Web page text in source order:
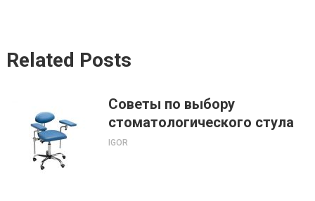
Related Posts
Советы по выбору
стоматологического стула
IGOR